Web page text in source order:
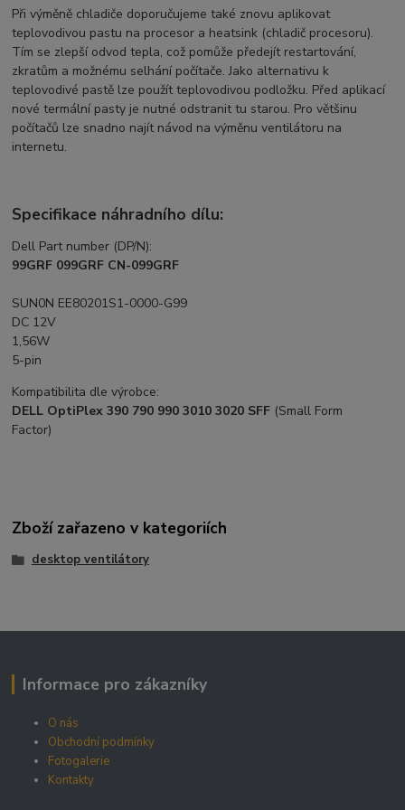
Při výměně chladiče doporučujeme také znovu aplikovat
teplovodivou pastu na procesor a heatsink (chladič procesoru).
Tím se zlepší odvod tepla, což pomůže předejít restartování,
zkratům a možnému selhání počítače. Jako alternativu k
teplovodivé pastě lze použít teplovodivou podložku. Před aplikací
nové termální pasty je nutné odstranit tu starou. Pro většinu
počítačů lze snadno najít návod na výměnu ventilátoru na
internetu.
Specifikace náhradního dílu:
Dell Part number (DP/N):
99GRF 099GRF CN-099GRF
SUN0N EE80201S1-0000-G99
DC 12V
1,56W
5-pin
Kompatibilita dle výrobce:
DELL OptiPlex 390 790 990 3010 3020 SFF (Small Form
Factor)
Zboží zařazeno v kategoriích
desktop ventilátory
Informace pro zákazníky
O nás
Obchodní podmínky
Fotogalerie
Kontakty